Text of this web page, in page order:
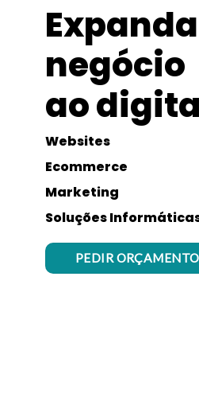
negócio
ao
Websites
Ecommerce
Marketing
Soluções
PEDIR